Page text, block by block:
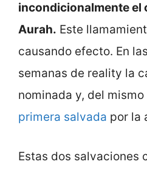
incondicionalmente el
Aurah. Este
causando efecto. En
semanas de reality la
nominada y, del
primera salvada por la
Estas dos salvaciones